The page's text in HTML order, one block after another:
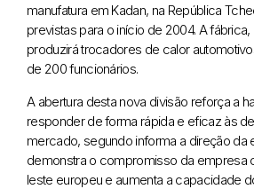
manufatura em Kadan, na República
previstas para o início de 2004. A fábrica,
produzirá trocadores de calor
de 200 funcionários.
A abertura desta nova divisão reforça a
responder de forma rápida e eficaz às
mercado, segundo informa a direção da
demonstra o compromisso da empresa
leste europeu e aumenta a capacidade